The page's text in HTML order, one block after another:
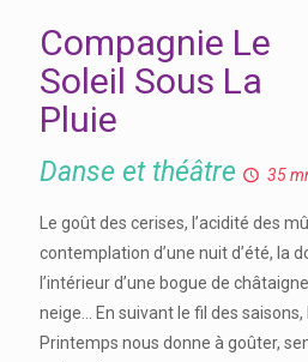
Compagnie Le
Soleil Sous La
Pluie
Danse et théâtre 35
Le goût des cerises, l’acidité des
contemplation d’une nuit d’été, la
l’intérieur d’une bogue de
neige... En suivant le fil des
Printemps nous donne à goûter,